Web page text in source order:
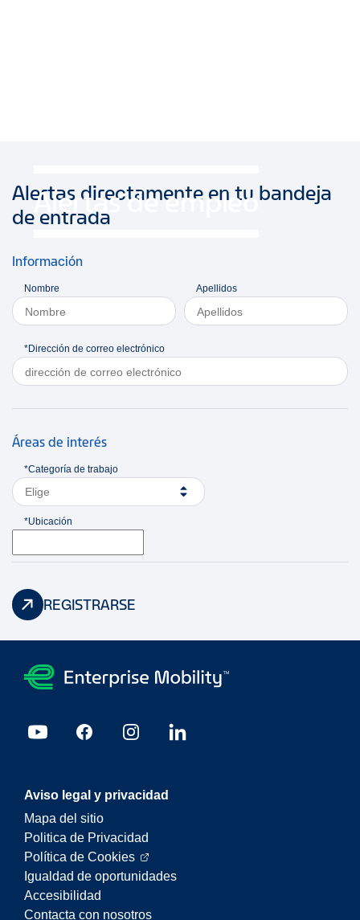
Alertas de empleo
Alertas directamente en tu bandeja
de entrada
Información
Nombre Apellidos
*Dirección de correo electrónico
Áreas de interés
*Categoría de trabajo
Elige
*Ubicación
REGISTRARSE
Aviso legal y privacidad
Mapa del sitio
Politica de Privacidad
Política de Cookies
Igualdad de oportunidades
Accesibilidad
Contacta con nosotros